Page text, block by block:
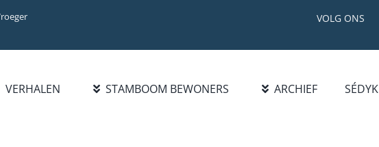
VOLG ONS
VERHALEN STAMBOOM BEWONERS ARCHIEF SÉDYK